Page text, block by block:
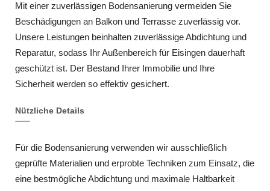
Mit einer zuverlässigen Bodensanierung vermeiden Sie
Beschädigungen an Balkon und Terrasse zuverlässig vor.
Unsere Leistungen beinhalten zuverlässige Abdichtung und
Reparatur, sodass Ihr Außenbereich für Eisingen dauerhaft
geschützt ist. Der Bestand Ihrer Immobilie und Ihre
Sicherheit werden so effektiv gesichert.
Nützliche Details
Für die Bodensanierung verwenden wir ausschließlich
geprüfte Materialien und erprobte Techniken zum Einsatz, die
eine bestmögliche Abdichtung und maximale Haltbarkeit